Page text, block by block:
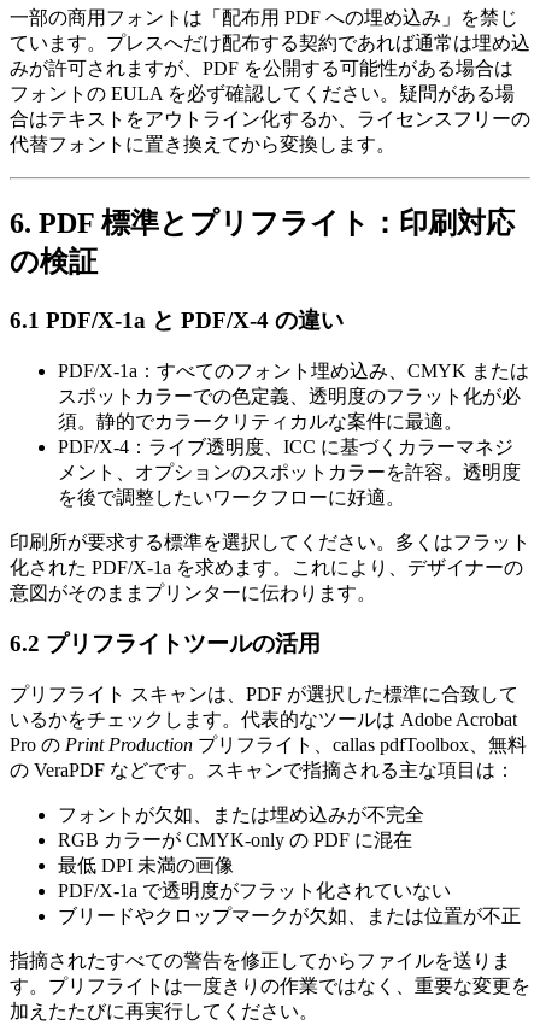
一部の商用フォントは「配布用 PDF への埋め込み」を禁じ
ています。プレスへだけ配布する契約であれば通常は埋め込
みが許可されますが、PDF を公開する可能性がある場合は
フォントの EULA を必ず確認してください。疑問がある場
合はテキストをアウトライン化するか、ライセンスフリーの
代替フォントに置き換えてから変換します。
6. PDF 標準とプリフライト：印刷対応
の検証
6.1 PDF/X‑1a と PDF/X‑4 の違い
PDF/X‑1a ：すべてのフォント埋め込み、CMYK または
スポットカラーでの色定義、透明度のフラット化が必
須。静的でカラークリティカルな案件に最適。
PDF/X‑4 ：ライブ透明度、ICC に基づくカラーマネジ
メント、オプションのスポットカラーを許容。透明度
を後で調整したいワークフローに好適。
印刷所が要求する標準を選択してください。多くはフラット
化された PDF/X‑1a を求めます。これにより、デザイナーの
意図がそのままプリンターに伝わります。
6.2 プリフライトツールの活用
プリフライト スキャンは、PDF が選択した標準に合致して
いるかをチェックします。代表的なツールは Adobe Acrobat
Pro の Print Production プリフライト、callas pdfToolbox、無料
の VeraPDF などです。スキャンで指摘される主な項目は：
フォントが欠如、または埋め込みが不完全
RGB カラーが CMYK‑only の PDF に混在
最低 DPI 未満の画像
PDF/X‑1a で透明度がフラット化されていない
ブリードやクロップマークが欠如、または位置が不正
指摘されたすべての警告を修正してからファイルを送りま
す。プリフライトは一度きりの作業ではなく、重要な変更を
加えたたびに再実行してください。